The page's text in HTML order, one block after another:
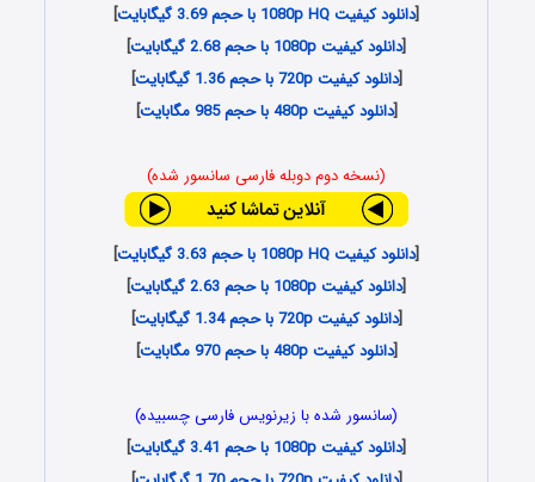
[دانلود کیفیت 1080p HQ با حجم 3.69 گیگابایت
]
[دانلود کیفیت 1080p با حجم 2.68 گیگابایت
]
[دانلود کیفیت 720p با حجم 1.36 گیگابایت
]
[دانلود کیفیت 480p با حجم 985 مگابایت ]
(نسخه دوم دوبله فارسی سانسور شده)
[دانلود کیفیت 1080p HQ با حجم 3.63 گیگابایت
]
[دانلود کیفیت 1080p با حجم 2.63 گیگابایت
]
[دانلود کیفیت 720p با حجم 1.34 گیگابایت
]
[دانلود کیفیت 480p با حجم 970 مگابایت ]
(سانسور شده با زیرنویس فارسی چسبیده)
[دانلود کیفیت 1080p با حجم 3.41 گیگابایت
]